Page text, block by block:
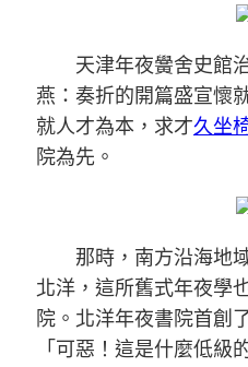
天津年夜黌舍史館
燕：奏折的開篇盛宣懷
就人才為本，求才久坐
院為先。
那時，南方沿海地
北洋，這所舊式年夜學
院。北洋年夜書院首創
「可惡！這是什麼低級